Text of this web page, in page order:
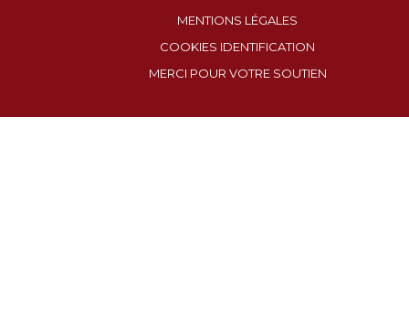
MENTIONS LÉGALES
COOKIES IDENTIFICATION
MERCI POUR VOTRE SOUTIEN